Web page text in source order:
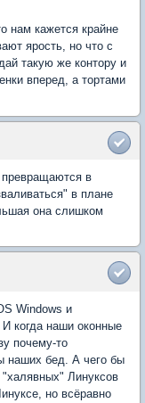
нам кажется крайне
ярость, но что с
такую же контору и
вперед, а тортами
в
в плане
она слишком
Windows и
когда наши оконные
почему-то
наших бед. А чего бы
Линуксов
но всёравно